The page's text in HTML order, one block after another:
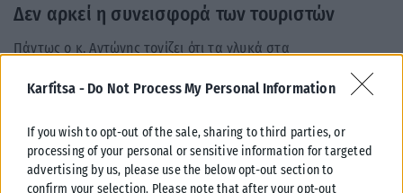
Karfitsa - Do Not Process My Personal Information
If you wish to opt-out of the sale, sharing to third parties, or
processing of your personal or sensitive information for targeted
advertising by us, please use the below opt-out section to
confirm your selection. Please note that after your opt-out
Δεν αρκεί η συνεισφορά των τουριστών
Πάντως ο κ. Αντώνης τονίζει ότι τα γλυκά στα
ζαχαροπλαστεία της Θεσσαλονίκης έχουν προσιτές τιμές. Ενώ
όσον αφορά τους τουρίστες που έχουν αυξηθεί τα τελευταία
τα ζαχαροπλαστεία του κέντρου, όμως η συνεισφορά τους
δεν αρκεί.Οι Έλληνες καταναλωτές, όπως βλέπουν τα
τελευταία χρόνια οι επαγγελματίες, δυσκολεύονται όλο και